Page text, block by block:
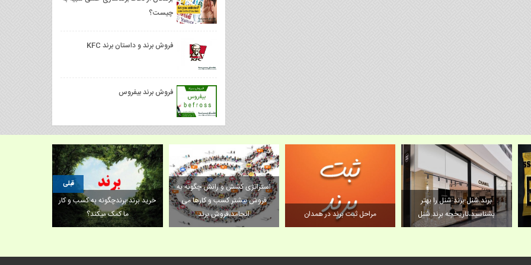
چیست؟
فروش برند و داستان برند KFC
فروش برند بيفروس
خرید برند؛برندچگونه به کسب و کار
ما کمک میکند؟
استراتژی کشش و رانش چگونه به
فروش بیشتر کسب و کارها می
انجامد،فروش برند
مراحل ثبت برند در همدان
برند شنل؛برند شنل را بهتر
بشناسید،تاریخچه برند شنل
قبلی